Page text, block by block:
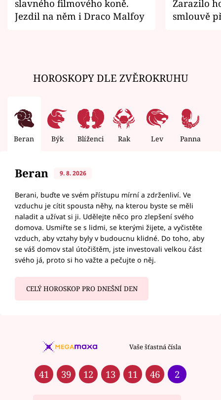
slavného filmového koně.
Jezdil na něm i Draco Malfoy
Zarazilo
smlouvě
HOROSKOPY DLE ZVĚROKRUHU
Beran Býk Blíženci Rak Lev Panna
Beran 9. 8. 2026
Berani, buďte ve svém přístupu mírní a zdrženliví. Ve
vzduchu je cítit spousta něhy, na kterou byste se měli
naladit a užívat si ji. Udělejte něco pro zlepšení svého
domova. Usmiřte se s lidmi, se kterými žijete, a vyčistěte
vzduch, aby vztahy byly v budoucnu klidné. Do toho, aby
se váš domov stal útočištěm, jste investovali velkou část
svého já, proto si ho važte a pečujte o něj.
CELÝ HOROSKOP PRO DNEŠNÍ DEN
Vaše šťastná čísla
41 39 12 13 11 46 2